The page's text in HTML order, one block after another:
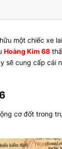
một chiếc xe
Hoàng Kim 68
sẽ cung cấp cái
cơ đốt trong